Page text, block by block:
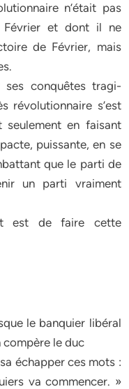
n’était pas
Février et dont il ne
de Février, mais
conquêtes tragi-
révolutionnaire s’est
seulement en faisant
puissante, en se
que le parti de
un parti vraiment
est de faire cette
le banquier libéral
le duc
échapper ces mots :
va commencer. »